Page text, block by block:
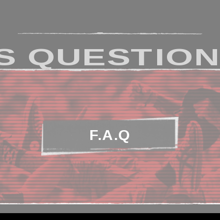
F.A.Q